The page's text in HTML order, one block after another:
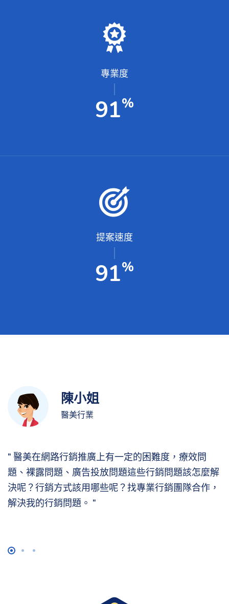
專業度
100%
提案速度
100%
陳小姐
醫美行業
醫美在網路行銷推廣上有一定的困難度，療效問
題、裸露問題、廣告投放問題這些行銷問題該怎麼解
決呢？行銷方式該用哪些呢？找專業行銷團隊合作，
解決我的行銷問題。
1 2 3